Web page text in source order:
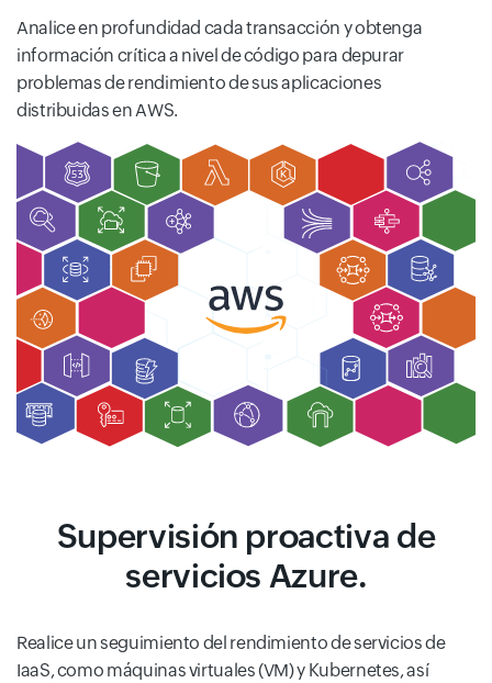
Analice en profundidad cada transacción y obtenga
información crítica a nivel de código para depurar
problemas de rendimiento de sus aplicaciones
distribuidas en AWS.
Supervisión proactiva de
servicios Azure.
Realice un seguimiento del rendimiento de servicios de
IaaS, como máquinas virtuales (VM) y Kubernetes, así